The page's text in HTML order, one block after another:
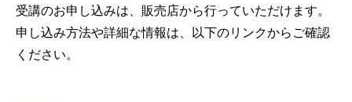
受講のお申し込みは、販売店から行っていただけます。
申し込み方法や詳細な情報は、以下のリンクからご確認
ください。